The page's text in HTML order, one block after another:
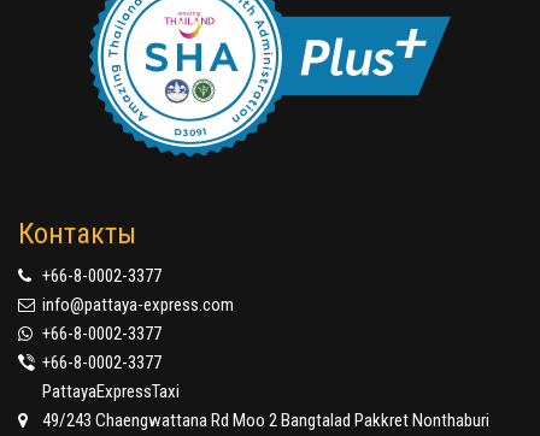
Контакты
+66-8-0002-3377
info@pattaya-express.com
+66-8-0002-3377
+66-8-0002-3377
PattayaExpressTaxi
49/243 Chaengwattana Rd Moo 2 Bangtalad Pakkret Nonthaburi